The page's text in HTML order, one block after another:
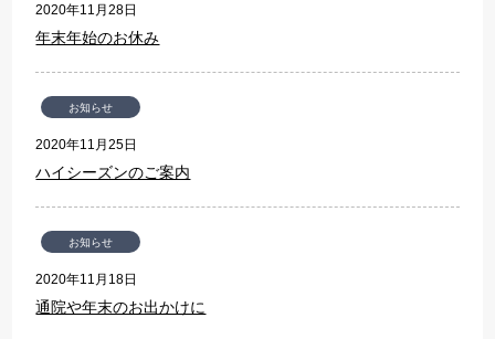
2020年11月28日
年末年始のお休み
2020年11月25日
お知らせ
ハイシーズンのご案内
2020年11月18日
お知らせ
通院や年末のお出かけに